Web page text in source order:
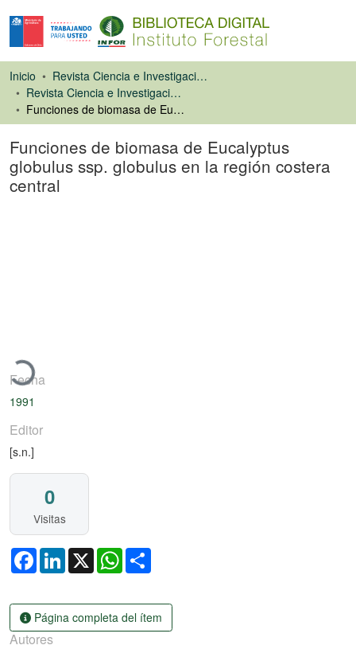
Inicio
Revista Ciencia e Investigación Forestal (CIFOR)
Revista Ciencia e Investigación Forestal
Funciones de biomasa de Eucalyptus globulus ssp. globulus en la región costera central
Funciones de biomasa de Eucalyptus
globulus ssp. globulus en la región costera
central
Fecha
1991
Editor
[s.n.]
0
Visitas
FacebookLinkedIn
X WhatsApp
Página completa del ítem
Autores